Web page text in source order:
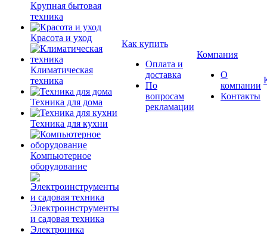
Крупная бытовая
техника
Красота и уход
Климатическая
техника
Техника для дома
Техника для кухни
Компьютерное
оборудование
Электроинструменты
и садовая техника
Электроника
Как купить
Оплата и
доставка
По
вопросам
рекламации
Компания
О
компании
Контакты